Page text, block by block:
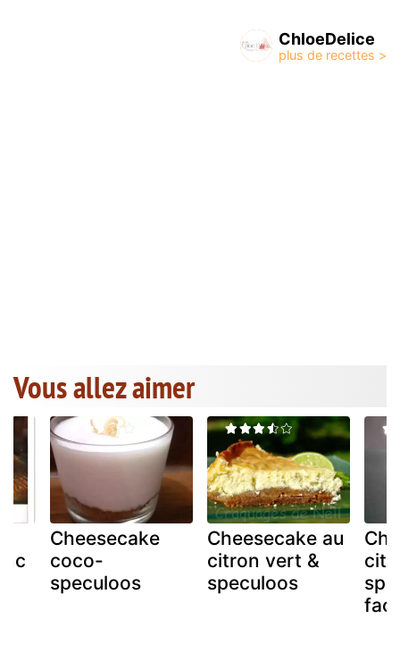
ChloeDelice
Vous allez aimer
Cheesecake
coco-
speculoos
Cheesecake au
citron vert &
speculoos